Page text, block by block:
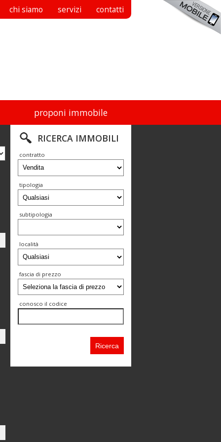
chi siamo servizi contatti
proponi immobile
RICERCA IMMOBILI
contratto
tipologia
subtipologia
località
fascia di prezzo
conosco il codice